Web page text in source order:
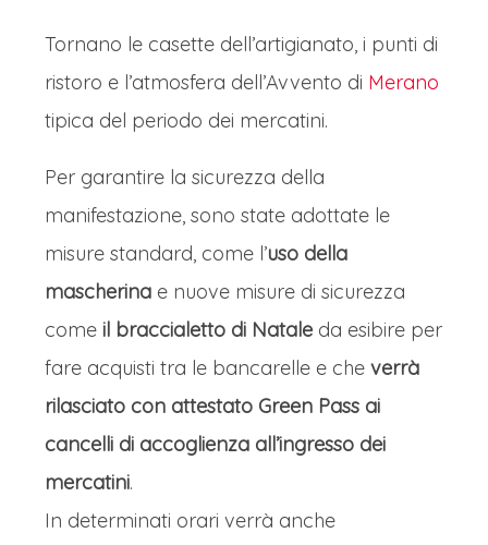
Tornano le casette dell’artigianato, i punti di
ristoro e l’atmosfera dell’Avvento di Merano
tipica del periodo dei mercatini.
Per garantire la sicurezza della
manifestazione, sono state adottate le
misure standard, come l’uso della
mascherina e nuove misure di sicurezza
come il braccialetto di Natale da esibire per
fare acquisti tra le bancarelle e che verrà
rilasciato con attestato Green Pass ai
cancelli di accoglienza all’ingresso dei
mercatini.
In determinati orari verrà anche